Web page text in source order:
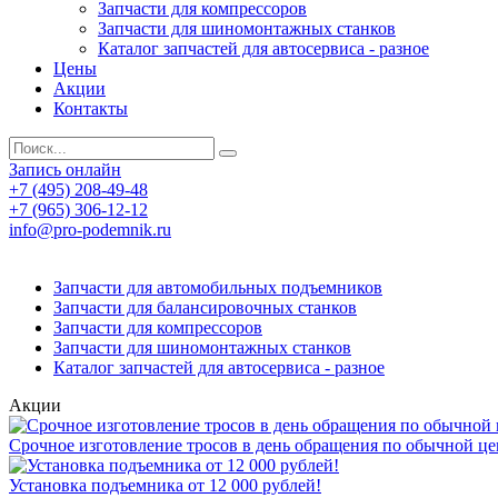
Запчасти для компрессоров
Запчасти для шиномонтажных станков
Каталог запчастей для автосервиса - разное
Цены
Акции
Контакты
Запись онлайн
+7 (495) 208-49-48
+7 (965) 306-12-12
info@pro-podemnik.ru
Запчасти для автомобильных подъемников
Запчасти для балансировочных станков
Запчасти для компрессоров
Запчасти для шиномонтажных станков
Каталог запчастей для автосервиса - разное
Акции
Срочное изготовление тросов в день обращения по обычной
Установка подъемника от 12 000 рублей!